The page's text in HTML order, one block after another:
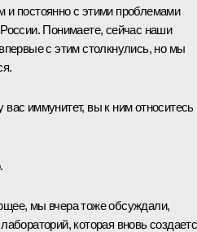
и постоянно с этими проблемами
Понимаете, сейчас наши
с этим столкнулись, но мы
вас иммунитет, вы к ним относитесь
мы вчера тоже обсуждали,
которая вновь